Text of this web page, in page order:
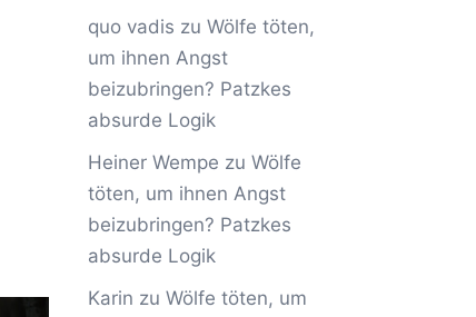
quo vadis zu Wölfe töten,
um ihnen Angst
beizubringen? Patzkes
absurde Logik
Heiner Wempe zu Wölfe
töten, um ihnen Angst
beizubringen? Patzkes
absurde Logik
Karin zu Wölfe töten, um